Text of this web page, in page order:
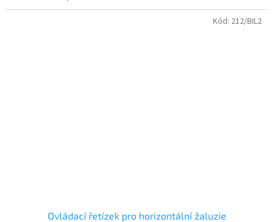
Ovládací řetízek pro horizontální žaluzie
Kód: 212/BIL2